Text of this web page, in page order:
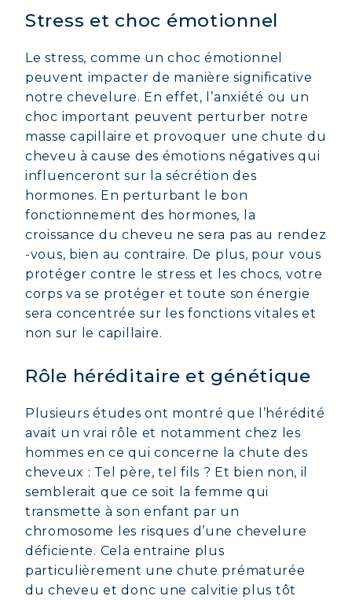
Stress et choc émotionnel
Le stress, comme un choc émotionnel
peuvent impacter de manière significative
notre chevelure. En effet, l’anxiété ou un
choc important peuvent perturber notre
masse capillaire et provoquer une chute du
cheveu à cause des émotions négatives qui
influenceront sur la sécrétion des
hormones. En perturbant le bon
fonctionnement des hormones, la
croissance du cheveu ne sera pas au rendez
-vous, bien au contraire. De plus, pour vous
protéger contre le stress et les chocs, votre
corps va se protéger et toute son énergie
sera concentrée sur les fonctions vitales et
non sur le capillaire.
Rôle héréditaire et génétique
Plusieurs études ont montré que l’hérédité
avait un vrai rôle et notamment chez les
hommes en ce qui concerne la chute des
cheveux : Tel père, tel fils ? Et bien non, il
semblerait que ce soit la femme qui
transmette à son enfant par un
chromosome les risques d’une chevelure
déficiente. Cela entraine plus
particulièrement une chute prématurée
du cheveu et donc une calvitie plus tôt